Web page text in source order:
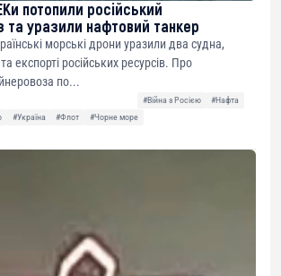
потопили російський
та уразили нафтовий танкер
морські дрони уразили два судна,
та експорті російських ресурсів. Про
по...
#Війна з Росією
#Нафта
#Україна #Флот
#Чорне море